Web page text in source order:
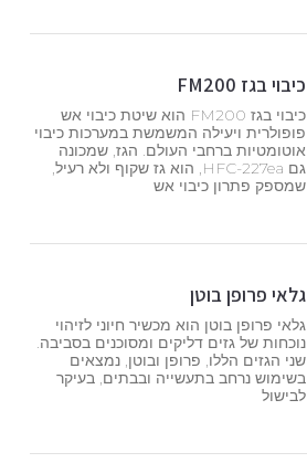
כיבוי בגז FM200
כיבוי בגז FM200 הוא שיטת כיבוי אש
פופולרית ויעילה המשמשת במערכות כיבוי
אוטומטיות ברחבי העולם. הגז, שמכונה
גם HFC-227ea, הוא גז שקוף ולא רעיל,
שמספק פתרון כיבוי אש
גלאי פרופן בוטן
גלאי פרופן בוטן הוא מכשיר חיוני לזיהוי
נוכחות של גזים דליקים ומסוכנים בסביבה.
שני הגזים הללו, פרופן ובוטן, נמצאים
בשימוש נרחב בתעשייה ובבתים, בעיקר
לבישול